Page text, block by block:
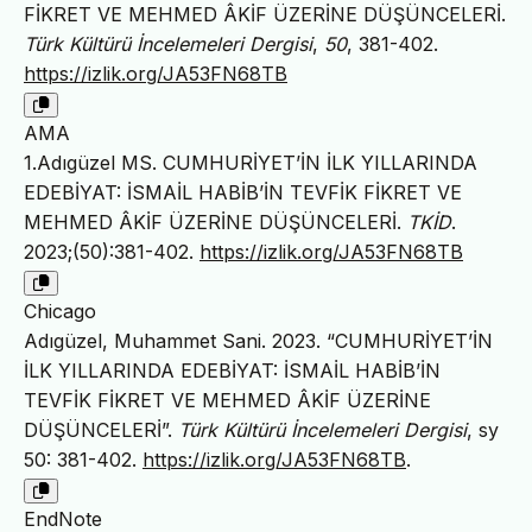
FİKRET VE MEHMED ÂKİF ÜZERİNE DÜŞÜNCELERİ.
Türk Kültürü İncelemeleri Dergisi, 50, 381-402.
https://izlik.org/JA53FN68TB
AMA
1.Adıgüzel MS. CUMHURİYET’İN İLK YILLARINDA
EDEBİYAT: İSMAİL HABİB’İN TEVFİK FİKRET VE
MEHMED ÂKİF ÜZERİNE DÜŞÜNCELERİ. TKİD.
2023;(50):381-402. https://izlik.org/JA53FN68TB
Chicago
Adıgüzel, Muhammet Sani. 2023. “CUMHURİYET’İN
İLK YILLARINDA EDEBİYAT: İSMAİL HABİB’İN
TEVFİK FİKRET VE MEHMED ÂKİF ÜZERİNE
DÜŞÜNCELERİ”. Türk Kültürü İncelemeleri Dergisi, sy
50: 381-402. https://izlik.org/JA53FN68TB.
EndNote